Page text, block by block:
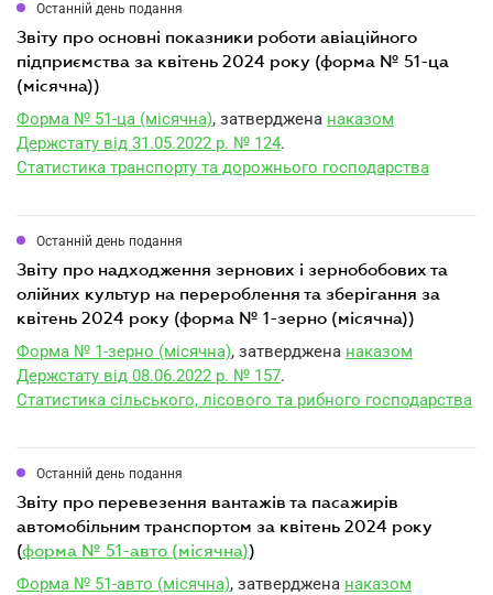
Останній день подання
звіту про основні показники роботи авіаційного
підприємства за квітень 2024 року (форма № 51-ца
(місячна))
Форма № 51-ца (місячна), затверджена наказом
Держстату від 31.05.2022 р. № 124.
Статистика транспорту та дорожнього господарства
Останній день подання
звіту про надходження зернових і зернобобових та
олійних культур на перероблення та зберігання за
квітень 2024 року (форма № 1-зерно (місячна))
Форма № 1-зерно (місячна), затверджена наказом
Держстату від 08.06.2022 р. № 157.
Статистика сільського, лісового та рибного господарства
Останній день подання
звіту про перевезення вантажів та пасажирів
автомобільним транспортом за квітень 2024 року
(форма № 51-авто (місячна))
Форма № 51-авто (місячна), затверджена наказом